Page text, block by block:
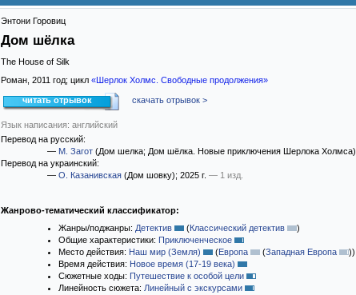
Энтони Горовиц
Дом шёлка
The House of Silk
Роман, 2011 год; цикл «Шерлок Холмс. Свободные продолжения»
читать отрывок скачать отрывок >
Язык написания: английский
Перевод на русский:
— М. Загот (Дом шелка; Дом шёлка. Новые приключения Шерлока Холмса)
Перевод на украинский:
— О. Казанивская (Дом шовку); 2025 г. — 1 изд.
Жанрово-тематический классификатор:
Жанры/поджанры: Детектив (Классический детектив
)
Общие характеристики: Приключенческое
Место действия: Наш мир (Земля) (Европа (Западная Европа ))
Время действия: Новое время (17-19 века)
Сюжетные ходы: Путешествие к особой цели
Линейность сюжета: Линейный с экскурсами